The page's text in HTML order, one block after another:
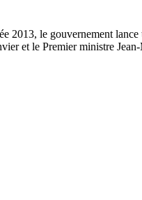
2013, le gouvernement
et le Premier ministre